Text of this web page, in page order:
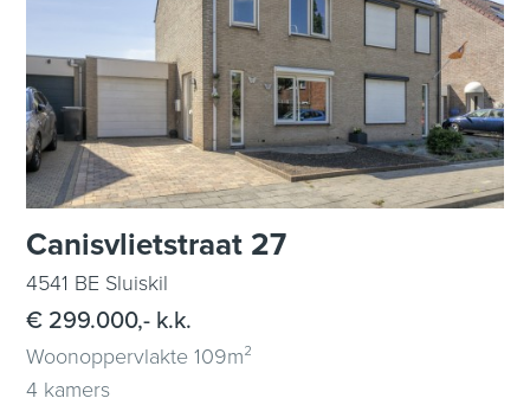
Canisvlietstraat 27
4541 BE Sluiskil
€ 299.000,- k.k.
Woonoppervlakte 109m²
4 kamers